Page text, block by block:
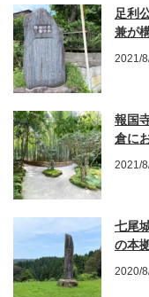
足利
兼が
室町
2021/
報国
倉に
2021/
七尾
の本
の歴
2020/